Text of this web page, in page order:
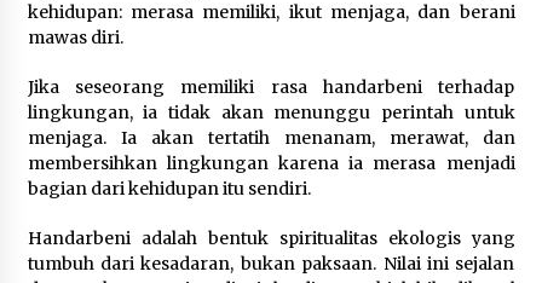
kehidupan: merasa memiliki, ikut menjaga, dan berani
mawas diri.
Jika seseorang memiliki rasa handarbeni terhadap
lingkungan, ia tidak akan menunggu perintah untuk
menjaga. Ia akan tertatih menanam, merawat, dan
membersihkan lingkungan karena ia merasa menjadi
bagian dari kehidupan itu sendiri.
Handarbeni adalah bentuk spiritualitas ekologis yang
tumbuh dari kesadaran, bukan paksaan. Nilai ini sejalan